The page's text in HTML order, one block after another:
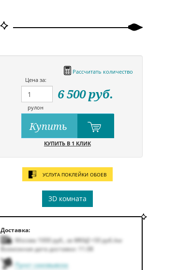
Рассчитать количество
Цена за:
рулон
6 500руб.
Купить
КУПИТЬ В 1 КЛИК
УСЛУГА ПОКЛЕЙКИ ОБОЕВ
3D комната
Доставка:
Москва 1000руб. за МКАД +50руб. /км
Возможная дата доставки: 11.08
Пункт самовывоза